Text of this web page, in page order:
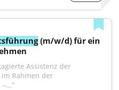
(m/w/d) für ein
Rahmen der